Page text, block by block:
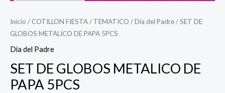
Inicio / COTILLON FIESTA/ TEMATICO /Día del Padre/ SET DE
GLOBOS METALICO DE PAPA 5PCS
Día del Padre
SET DE GLOBOS METALICO DE
PAPA 5PCS